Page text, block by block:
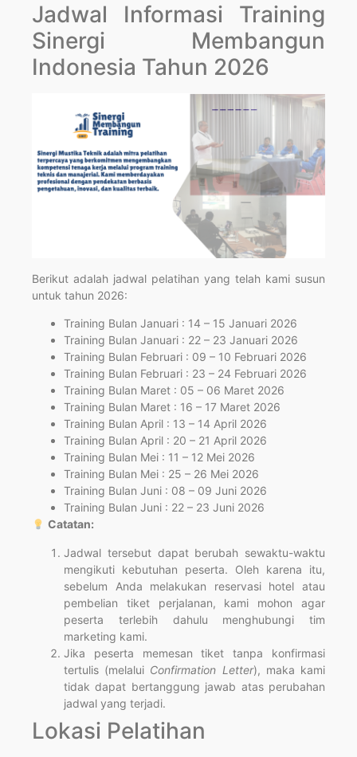
Jadwal Informasi Training
Sinergi Membangun
Indonesia Tahun 2026
Berikut adalah jadwal pelatihan yang telah kami susun
untuk tahun 2026:
Training Bulan Januari : 14 – 15 Januari 2026
Training Bulan Januari : 22 – 23 Januari 2026
Training Bulan Februari : 09 – 10 Februari 2026
Training Bulan Februari : 23 – 24 Februari 2026
Training Bulan Maret : 05 – 06 Maret 2026
Training Bulan Maret : 16 – 17 Maret 2026
Training Bulan April : 13 – 14 April 2026
Training Bulan April : 20 – 21 April 2026
Training Bulan Mei : 11 – 12 Mei 2026
Training Bulan Mei : 25 – 26 Mei 2026
Training Bulan Juni : 08 – 09 Juni 2026
Training Bulan Juni : 22 – 23 Juni 2026
Catatan:
Jadwal tersebut dapat berubah sewaktu-waktu
mengikuti kebutuhan peserta. Oleh karena itu,
sebelum Anda melakukan reservasi hotel atau
pembelian tiket perjalanan, kami mohon agar
peserta terlebih dahulu menghubungi tim
marketing kami.
Jika peserta memesan tiket tanpa konfirmasi
tertulis (melalui Confirmation Letter), maka kami
tidak dapat bertanggung jawab atas perubahan
jadwal yang terjadi.
Lokasi Pelatihan